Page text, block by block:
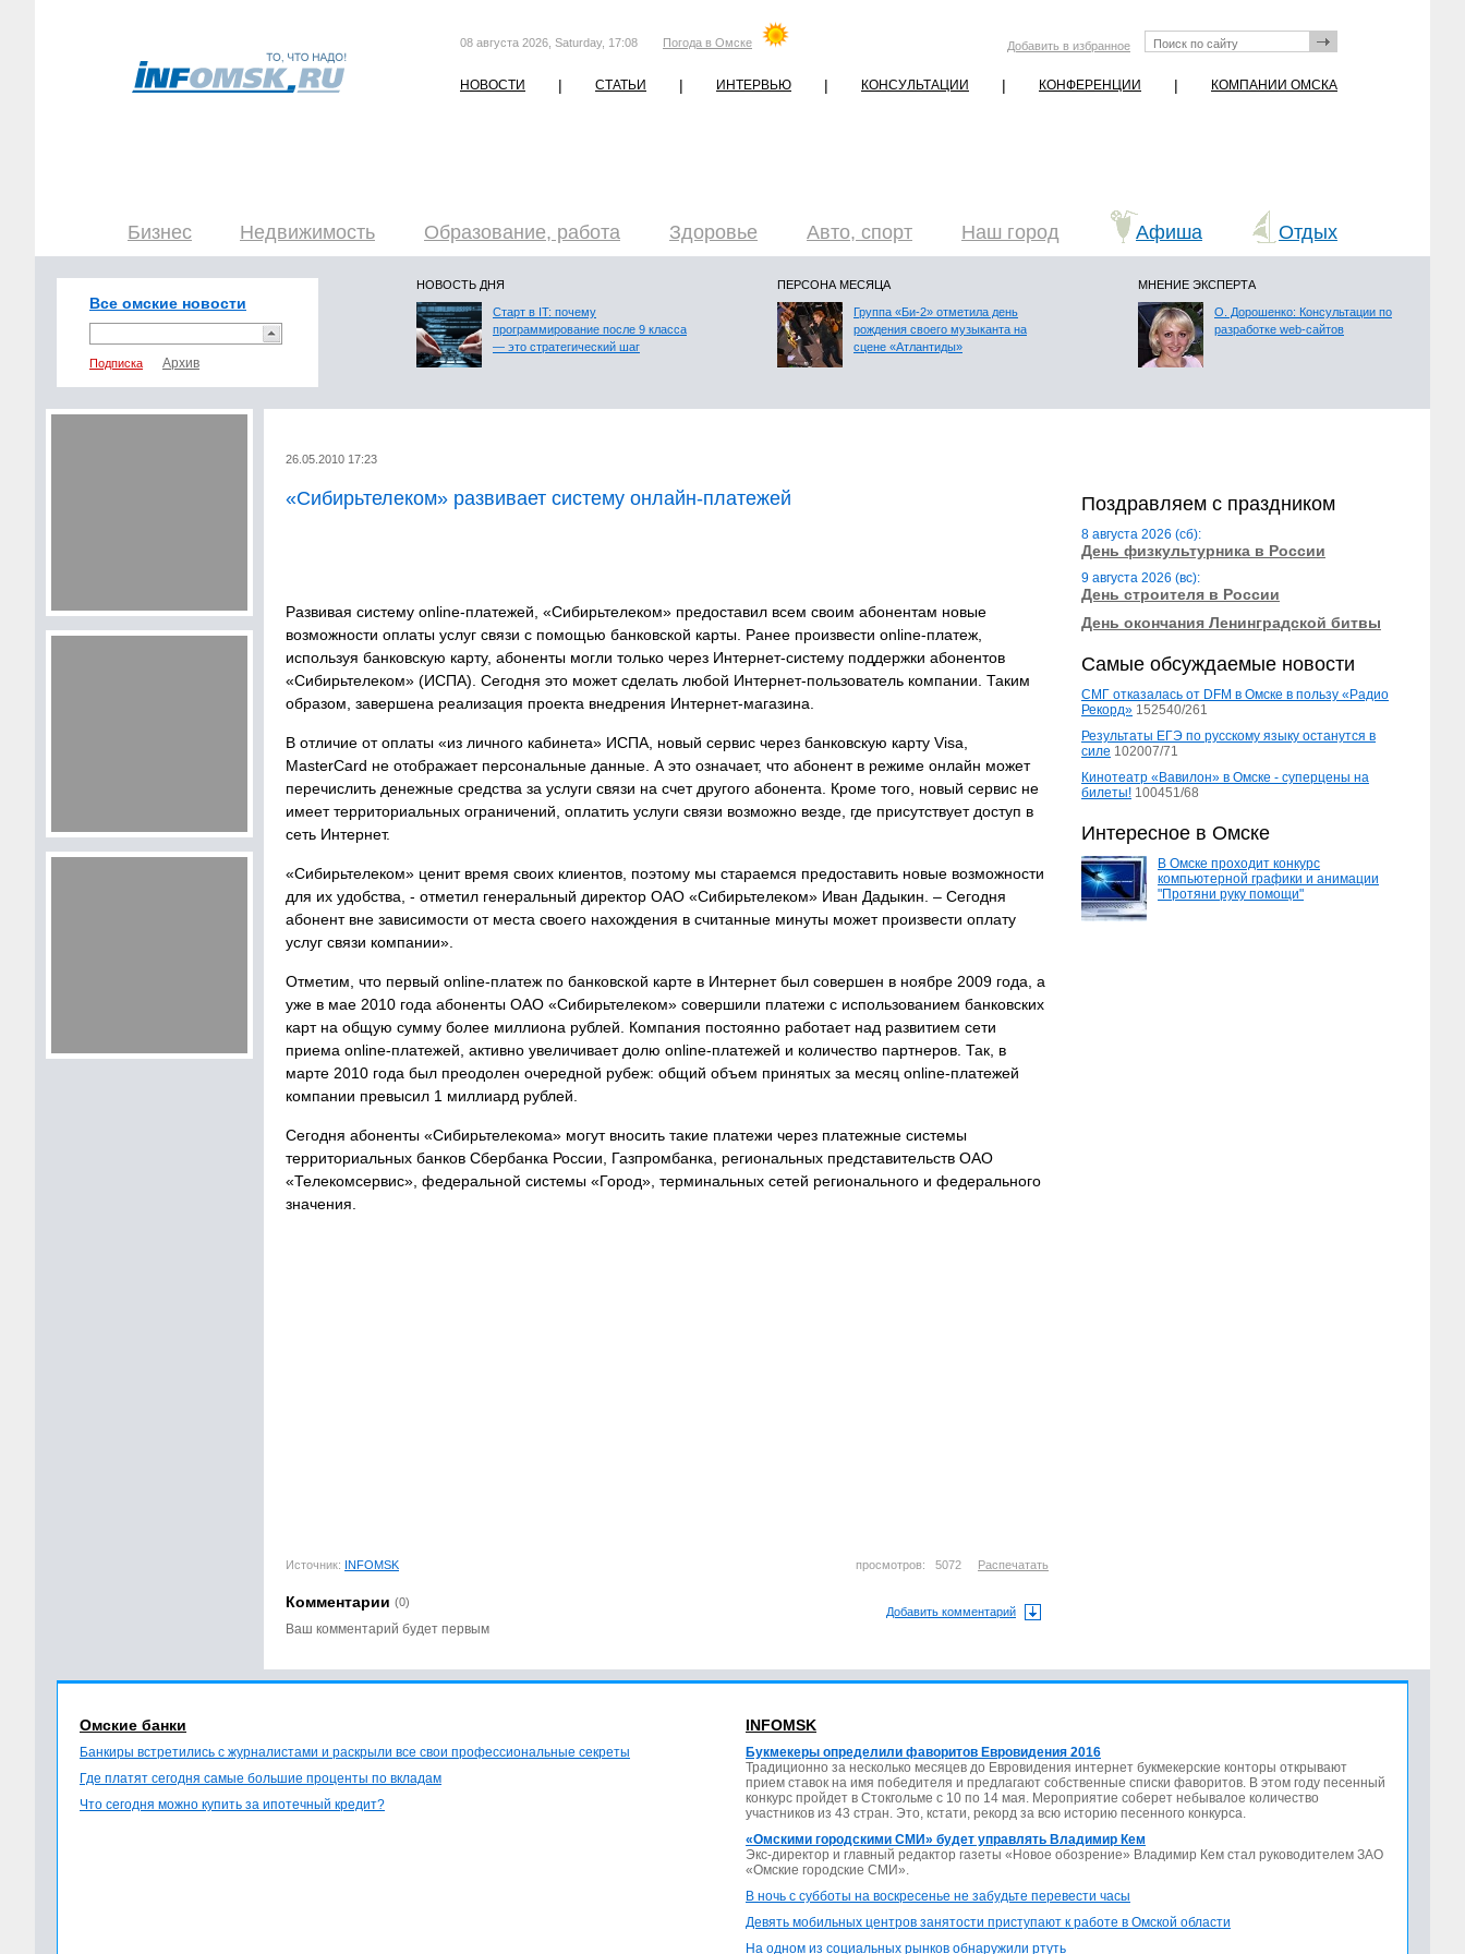
08 августа 2026, Saturday, 17:08 Погода в Омске Добавить в избранное
НОВОСТИ | СТАТЬИ | ИНТЕРВЬЮ | КОНСУЛЬТАЦИИ | КОНФЕРЕНЦИИ | КОМПАНИИ ОМСКА
Бизнес Недвижимость Образование, работа Здоровье Авто, спорт Наш город Афиша Отдых
Все омские новости
Подписка
НОВОСТЬ ДНЯ
Старт в IT: почему
программирование после 9 класса
— это стратегический шаг
ПЕРСОНА МЕСЯЦА
Группа «Би-2» отметила день
рождения своего музыканта на
сцене «Атлантиды»
МНЕНИЕ ЭКСПЕРТА
О. Дорошенко: Консультации по
разработке web-сайтов
26.05.2010 17:23
«Сибирьтелеком» развивает систему онлайн-платежей
Развивая систему online-платежей, «Сибирьтелеком» предоставил всем своим абонентам новые
возможности оплаты услуг связи с помощью банковской карты. Ранее произвести online-платеж,
используя банковскую карту, абоненты могли только через Интернет-систему поддержки абонентов
«Сибирьтелеком» (ИСПА). Сегодня это может сделать любой Интернет-пользователь компании. Таким
образом, завершена реализация проекта внедрения Интернет-магазина.
В отличие от оплаты «из личного кабинета» ИСПА, новый сервис через банковскую карту Visa,
MasterCard не отображает персональные данные. А это означает, что абонент в режиме онлайн может
перечислить денежные средства за услуги связи на счет другого абонента. Кроме того, новый сервис не
имеет территориальных ограничений, оплатить услуги связи возможно везде, где присутствует доступ в
сеть Интернет.
«Сибирьтелеком» ценит время своих клиентов, поэтому мы стараемся предоставить новые возможности
для их удобства, - отметил генеральный директор ОАО «Сибирьтелеком» Иван Дадыкин. – Сегодня
абонент вне зависимости от места своего нахождения в считанные минуты может произвести оплату
услуг связи компании».
Отметим, что первый online-платеж по банковской карте в Интернет был совершен в ноябре 2009 года, а
уже в мае 2010 года абоненты ОАО «Сибирьтелеком» совершили платежи с использованием банковских
карт на общую сумму более миллиона рублей. Компания постоянно работает над развитием сети
приема online-платежей, активно увеличивает долю online-платежей и количество партнеров. Так, в
марте 2010 года был преодолен очередной рубеж: общий объем принятых за месяц online-платежей
компании превысил 1 миллиард рублей.
Сегодня абоненты «Сибирьтелекома» могут вносить такие платежи через платежные системы
территориальных банков Сбербанка России, Газпромбанка, региональных представительств ОАО
«Телекомсервис», федеральной системы «Город», терминальных сетей регионального и федерального
значения.
просмотров: 5072 Распечатать
Источник: INFOMSK
Добавить комментарий
Комментарии (0)
Ваш комментарий будет первым
Поздравляем с праздником
8 августа 2026 (сб):
День физкультурника в России
9 августа 2026 (вс):
День строителя в России
День окончания Ленинградской битвы
Самые обсуждаемые новости
СМГ отказалась от DFM в Омске в пользу «Радио
Рекорд» 152540/261
Результаты ЕГЭ по русскому языку останутся в
силе 102007/71
Кинотеатр «Вавилон» в Омске - суперцены на
билеты! 100451/68
Интересное в Омске
В Омске проходит конкурс
компьютерной графики и анимации
"Протяни руку помощи"
Омские банки
Банкиры встретились с журналистами и раскрыли все свои профессиональные секреты
Где платят сегодня самые большие проценты по вкладам
Что сегодня можно купить за ипотечный кредит?
INFOMSK
Букмекеры определили фаворитов Евровидения 2016
Традиционно за несколько месяцев до Евровидения интернет букмекерские конторы открывают
прием ставок на имя победителя и предлагают собственные списки фаворитов. В этом году песенный
конкурс пройдет в Стокгольме с 10 по 14 мая. Мероприятие соберет небывалое количество
участников из 43 стран. Это, кстати, рекорд за всю историю песенного конкурса.
«Омскими городскими СМИ» будет управлять Владимир Кем
Экс-директор и главный редактор газеты «Новое обозрение» Владимир Кем стал руководителем ЗАО
«Омские городские СМИ».
В ночь с субботы на воскресенье не забудьте перевести часы
Девять мобильных центров занятости приступают к работе в Омской области
На одном из социальных рынков обнаружили ртуть